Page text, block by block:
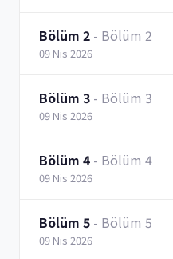
Bölüm 2 - Bölüm 2
09 Nis 2026
Bölüm 3 - Bölüm 3
09 Nis 2026
Bölüm 4 - Bölüm 4
09 Nis 2026
Bölüm 5 - Bölüm 5
09 Nis 2026